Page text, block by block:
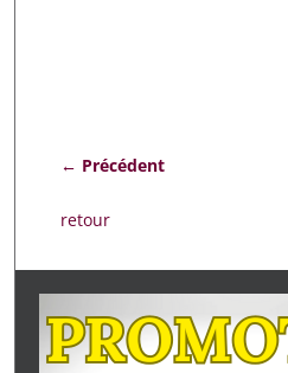
← Précédent
retour